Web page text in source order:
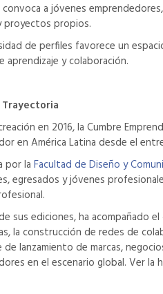
convoca a jóvenes
proyectos propios.
de perfiles favorece un
aprendizaje y colaboración.
en 2016, la Cumbre
en América Latina desde el
por la Facultad de Diseño y
egresados y jóvenes
sus ediciones, ha acompañado
la construcción de redes de
de lanzamiento de marcas,
en el escenario global. Ver